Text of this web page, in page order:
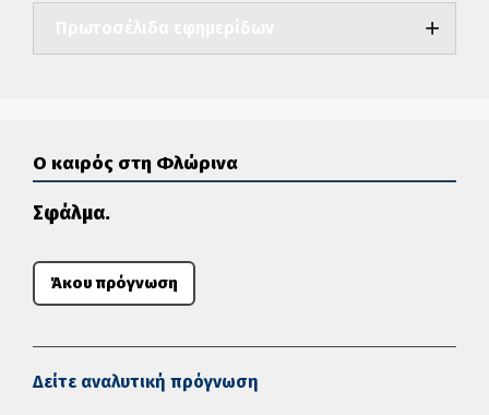
Ο καιρός στη Φλώρινα
Σφάλμα.
Άκου πρόγνωση
Δείτε αναλυτική πρόγνωση